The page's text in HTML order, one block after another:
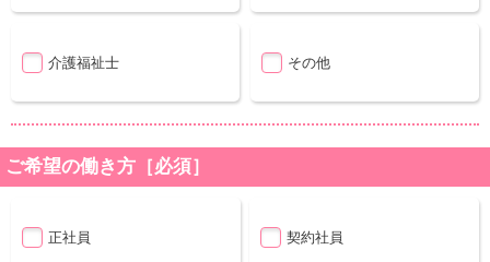
介護福祉士 その他
ご希望の働き方［必須］
正社員 契約社員